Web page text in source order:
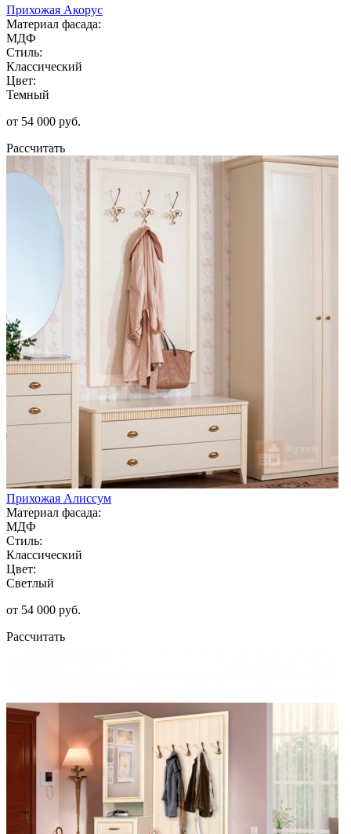
Прихожая Акорус
Материал фасада:
МДФ
Стиль:
Классический
Цвет:
Темный
от 54 000 руб.
Рассчитать
Прихожая Алиссум
Материал фасада:
МДФ
Стиль:
Классический
Цвет:
Светлый
от 54 000 руб.
Рассчитать